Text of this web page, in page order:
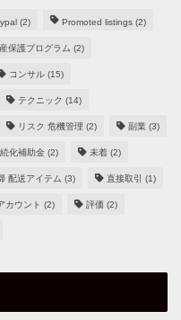
(2) Promoted listings (2)
保護プログラム (2)
コンサル (15)
テクニック (14)
リスク 危機管理 (2) 副業 (3)
化補助金 (2) 未着 (2)
配送アイテム (3) 直接取引 (1)
カウント (2) 評価 (2)